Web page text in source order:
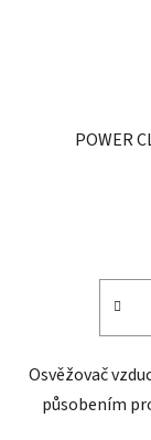
POWER
Osvěžovač
působením